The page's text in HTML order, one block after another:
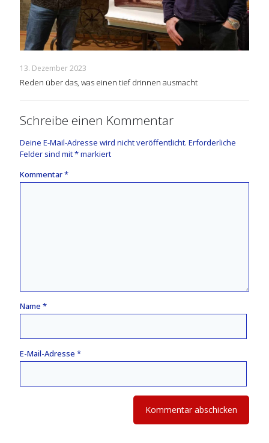
13. Dezember 2023
Reden über das, was einen tief drinnen ausmacht
Schreibe einen Kommentar
Deine E-Mail-Adresse wird nicht veröffentlicht. Erforderliche
Felder sind mit*markiert
Kommentar*
Name *
E-Mail-Adresse *